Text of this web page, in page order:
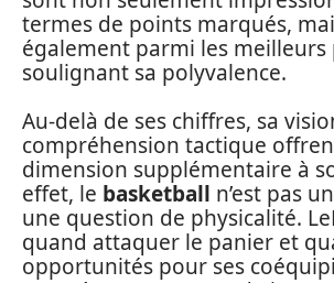
termes de points marqués,
également parmi les meilleurs
soulignant sa polyvalence.
Au-delà de ses chiffres, sa
compréhension tactique
dimension supplémentaire à
effet, le basketball n’est pas
une question de physicalité.
quand attaquer le panier et
opportunités pour ses